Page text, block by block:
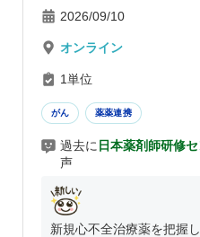
2026/09/10
オンライン
1単位
がん 薬薬連携
過去に 日本薬剤師研修
声
新規心不全治療薬を把握